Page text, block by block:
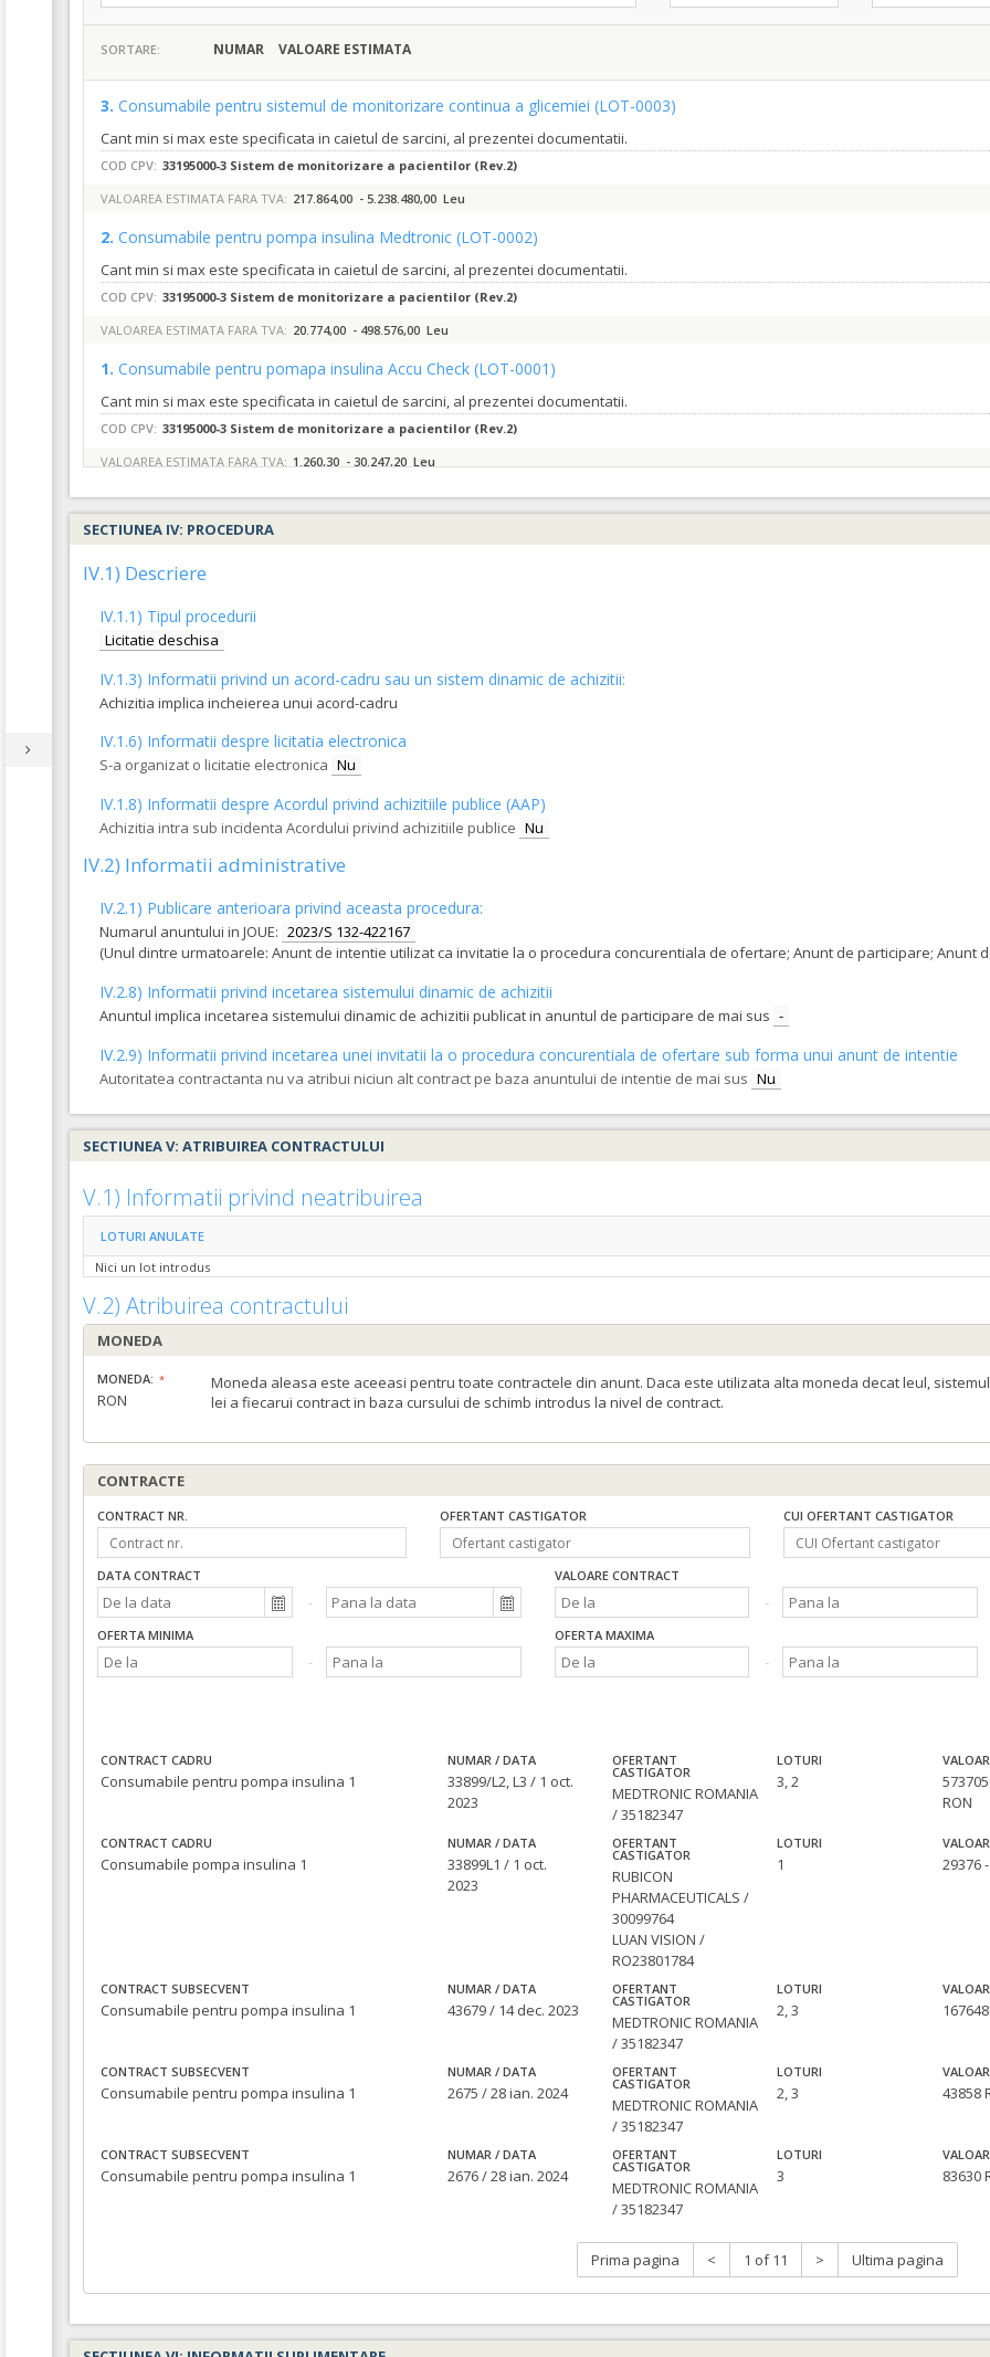
SORTARE: NUMAR VALOARE ESTIMATA
3. Consumabile pentru sistemul de monitorizare continua a glicemiei (LOT-0003)
Cant min si max este specificata in caietul de sarcini, al prezentei documentatii.
COD CPV: 33195000-3 Sistem de monitorizare a pacientilor (Rev.2)
VALOAREA ESTIMATA FARA TVA: 217.864,00 - 5.238.480,00 Leu
2. Consumabile pentru pompa insulina Medtronic (LOT-0002)
Cant min si max este specificata in caietul de sarcini, al prezentei documentatii.
COD CPV: 33195000-3 Sistem de monitorizare a pacientilor (Rev.2)
VALOAREA ESTIMATA FARA TVA: 20.774,00 - 498.576,00 Leu
1. Consumabile pentru pomapa insulina Accu Check (LOT-0001)
Cant min si max este specificata in caietul de sarcini, al prezentei documentatii.
COD CPV: 33195000-3 Sistem de monitorizare a pacientilor (Rev.2)
VALOAREA ESTIMATA FARA TVA: 1.260,30 - 30.247,20 Leu
SECTIUNEA IV: PROCEDURA
IV.1) Descriere
IV.1.1) Tipul procedurii
Licitatie deschisa
IV.1.3) Informatii privind un acord-cadru sau un sistem dinamic de achizitii:
Achizitia implica incheierea unui acord-cadru
IV.1.6) Informatii despre licitatia electronica
S-a organizat o licitatie electronica Nu
IV.1.8) Informatii despre Acordul privind achizitiile publice (AAP)
Achizitia intra sub incidenta Acordului privind achizitiile publice Nu
IV.2) Informatii administrative
IV.2.1) Publicare anterioara privind aceasta procedura:
Numarul anuntului in JOUE: 2023/S 132-422167
(Unul dintre urmatoarele: Anunt de intentie utilizat ca invitatie la o procedura concurentiala de ofertare; Anunt de participare; Anunt
IV.2.8) Informatii privind incetarea sistemului dinamic de achizitii
Anuntul implica incetarea sistemului dinamic de achizitii publicat in anuntul de participare de mai sus -
IV.2.9) Informatii privind incetarea unei invitatii la o procedura concurentiala de ofertare sub forma unui anunt de intentie
Autoritatea contractanta nu va atribui niciun alt contract pe baza anuntului de intentie de mai sus Nu
SECTIUNEA V: ATRIBUIREA CONTRACTULUI
V.1) Informatii privind neatribuirea
LOTURI ANULATE
Nici un lot introdus
V.2) Atribuirea contractului
MONEDA
MONEDA:
RON
Moneda aleasa este aceeasi pentru toate contractele din anunt. Daca este utilizata alta moneda decat leul,
lei a fiecarui contract in baza cursului de schimb introdus la nivel de contract.
CONTRACTE
CONTRACT NR. OFERTANT CASTIGATOR CUI OFERTANT CASTIGATOR
DATA CONTRACT VALOARE CONTRACT
OFERTA MINIMA OFERTA MAXIMA
CONTRACT CADRU
Consumabile pentru pompa insulina 1
NUMAR / DATA
33899/L2, L3 / 1 oct.
2023
OFERTANT
CASTIGATOR
MEDTRONIC ROMANIA
/ 35182347
LOTURI
3, 2
RON
CONTRACT CADRU
Consumabile pompa insulina 1
NUMAR / DATA
33899L1 / 1 oct.
2023
OFERTANT
CASTIGATOR
RUBICON
PHARMACEUTICALS /
30099764
LUAN VISION /
RO23801784
LOTURI
1 29376
CONTRACT SUBSECVENT
Consumabile pentru pompa insulina 1
NUMAR / DATA
43679 / 14 dec. 2023
OFERTANT
CASTIGATOR
MEDTRONIC ROMANIA
/ 35182347
LOTURI
2, 3
CONTRACT SUBSECVENT
Consumabile pentru pompa insulina 1
NUMAR / DATA
2675 / 28 ian. 2024
OFERTANT
CASTIGATOR
MEDTRONIC ROMANIA
/ 35182347
LOTURI
2, 3 43858
CONTRACT SUBSECVENT
Consumabile pentru pompa insulina 1
NUMAR / DATA
2676 / 28 ian. 2024
OFERTANT
CASTIGATOR
MEDTRONIC ROMANIA
/ 35182347
LOTURI
3 83630
Prima pagina < 1 of 11 > Ultima pagina